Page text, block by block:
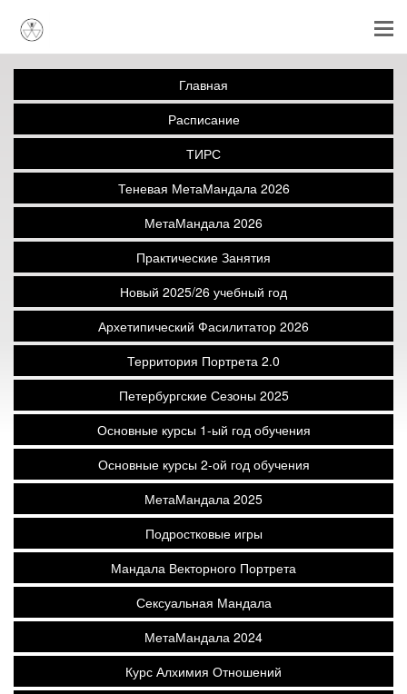
Главная
Расписание
ТИРС
Теневая МетаМандала 2026
МетаМандала 2026
Практические Занятия
Новый 2025/26 учебный год
Архетипический Фасилитатор 2026
Территория Портрета 2.0
Петербургские Сезоны 2025
Основные курсы 1-ый год обучения
Основные курсы 2-ой год обучения
МетаМандала 2025
Подростковые игры
Мандала Векторного Портрета
Сексуальная Мандала
МетаМандала 2024
Курс Алхимия Отношений